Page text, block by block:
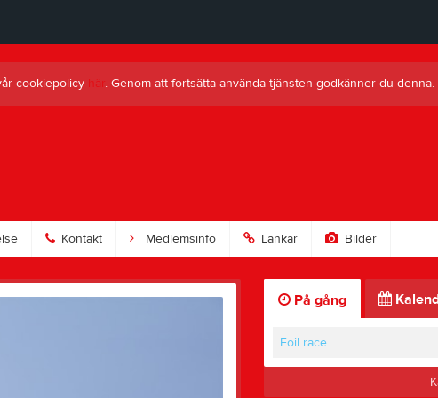
cookiepolicy här. Genom att fortsätta använda tjänsten godkänner du denna.
Kontakt Medlemsinfo Länkar Bilder
På gång
Foil race